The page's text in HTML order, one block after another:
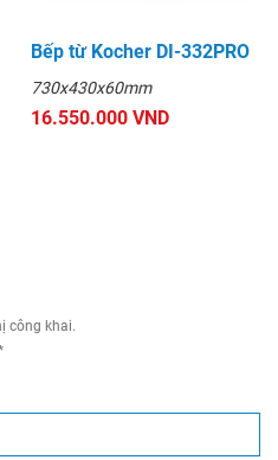
Bếp từ Kocher DI-332PRO
730x430x60mm
16.550.000 VND
công khai.